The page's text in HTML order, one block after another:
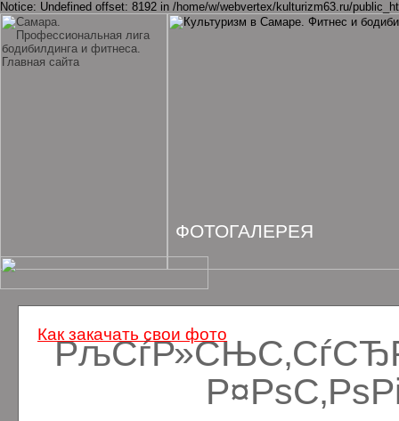
Notice: Undefined offset: 8192 in /home/w/webvertex/kulturizm63.ru/
ФОТОГАЛЕРЕЯ
Как закачать свои фото